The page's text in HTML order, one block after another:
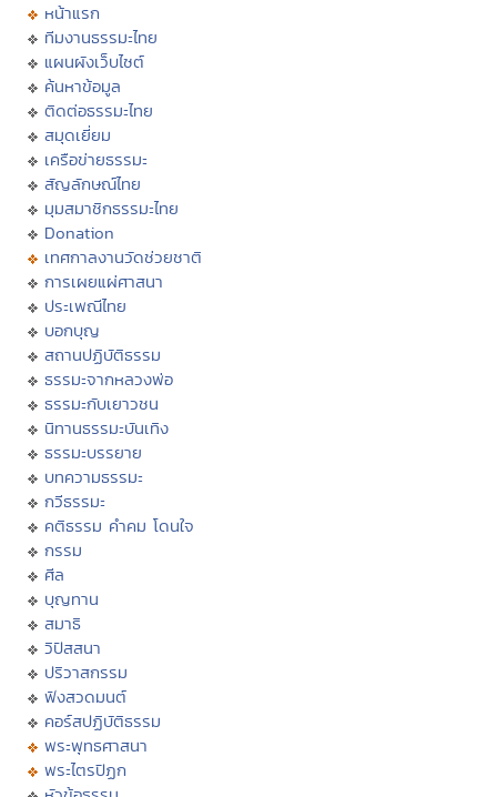
หน้าแรก
ทีมงานธรรมะไทย
แผนผังเว็บไซต์
ค้นหาข้อมูล
ติดต่อธรรมะไทย
สมุดเยี่ยม
เครือข่ายธรรมะ
สัญลักษณ์ไทย
มุมสมาชิกธรรมะไทย
Donation
เทศกาลงานวัดช่วยชาติ
การเผยแผ่ศาสนา
ประเพณีไทย
บอกบุญ
สถานปฏิบัติธรรม
ธรรมะจากหลวงพ่อ
ธรรมะกับเยาวชน
นิทานธรรมะบันเทิง
ธรรมะบรรยาย
บทความธรรมะ
กวีธรรมะ
คติธรรม คำคม โดนใจ
กรรม
ศีล
บุญทาน
สมาธิ
วิปัสสนา
ปริวาสกรรม
ฟังสวดมนต์
คอร์สปฏิบัติธรรม
พระพุทธศาสนา
พระไตรปิฏก